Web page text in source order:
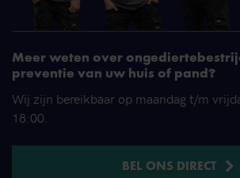
Meer weten over
preventie van uw huis of pand?
Wij zijn bereikbaar op maandag t/m
18:00.
BEL ONS DIRECT